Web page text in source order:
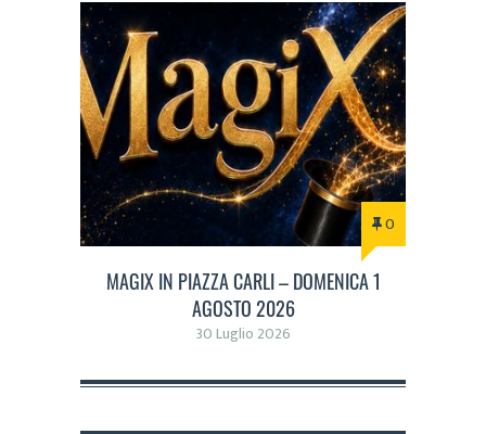
0
MAGIX IN PIAZZA CARLI – DOMENICA 1
AGOSTO 2026
30 Luglio 2026